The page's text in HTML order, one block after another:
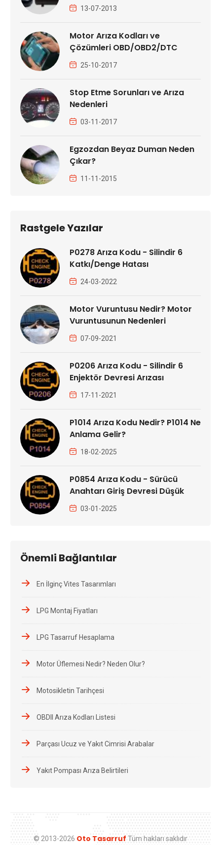
13-07-2013
Motor Arıza Kodları ve
Çözümleri OBD/OBD2/DTC
25-10-2017
Stop Etme Sorunları ve Arıza
Nedenleri
03-11-2017
Egzozdan Beyaz Duman Neden
Çıkar?
11-11-2015
Rastgele Yazılar
P0278 Arıza Kodu - Silindir 6
Katkı/Denge Hatası
24-03-2022
Motor Vuruntusu Nedir? Motor
Vuruntusunun Nedenleri
07-09-2021
P0206 Arıza Kodu - Silindir 6
Enjektör Devresi Arızası
17-11-2021
P1014 Arıza Kodu Nedir? P1014 Ne
Anlama Gelir?
18-02-2025
P0854 Arıza Kodu - Sürücü
Anahtarı Giriş Devresi Düşük
03-01-2025
Önemli Bağlantılar
En İlginç Vites Tasarımları
LPG Montaj Fiyatları
LPG Tasarruf Hesaplama
Motor Üflemesi Nedir? Neden Olur?
Motosikletin Tarihçesi
OBDII Arıza Kodları Listesi
Parçası Ucuz ve Yakıt Cimrisi Arabalar
Yakıt Pompası Arıza Belirtileri
© 2013-2026 Oto Tasarruf Tüm hakları saklıdır